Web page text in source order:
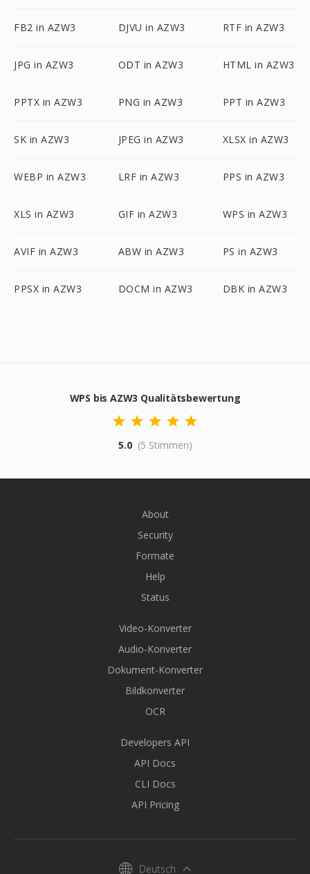
FB2 in AZW3 DJVU in AZW3 RTF in AZW3
JPG in AZW3 ODT in AZW3 HTML in AZW3
PPTX in AZW3 PNG in AZW3 PPT in AZW3
SK in AZW3 JPEG in AZW3 XLSX in AZW3
WEBP in AZW3 LRF in AZW3 PPS in AZW3
XLS in AZW3 GIF in AZW3 WPS in AZW3
AVIF in AZW3 ABW in AZW3 PS in AZW3
PPSX in AZW3 DOCM in AZW3 DBK in AZW3
WPS bis AZW3 Qualitätsbewertung
5.0 (5 Stimmen)
About
Security
Formate
Help
Status
Video-Konverter
Audio-Konverter
Dokument-Konverter
Bildkonverter
OCR
Developers API
API Docs
CLI Docs
API Pricing
Deutsch